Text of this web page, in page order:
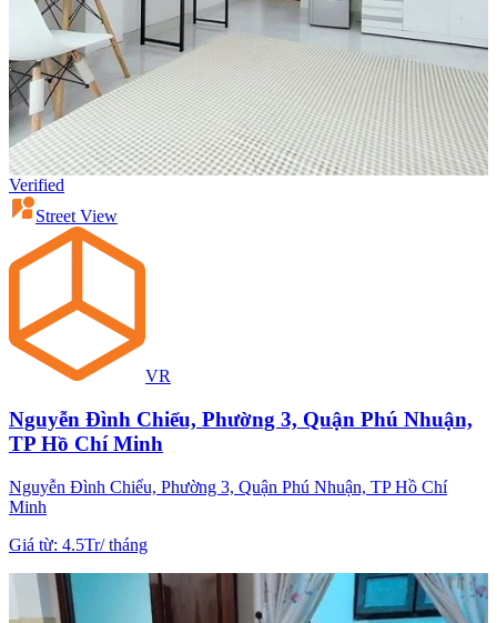
Verified
Street View
VR
Nguyễn Đình Chiểu, Phường 3, Quận Phú Nhuận,
TP Hồ Chí Minh
Nguyễn Đình Chiểu, Phường 3, Quận Phú Nhuận, TP Hồ Chí
Minh
Giá từ: 4.5Tr/tháng